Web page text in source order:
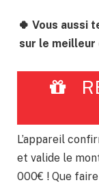
🍀 Vous aussi
sur le meilleur
L’appareil
et valide le
000€ ! Que